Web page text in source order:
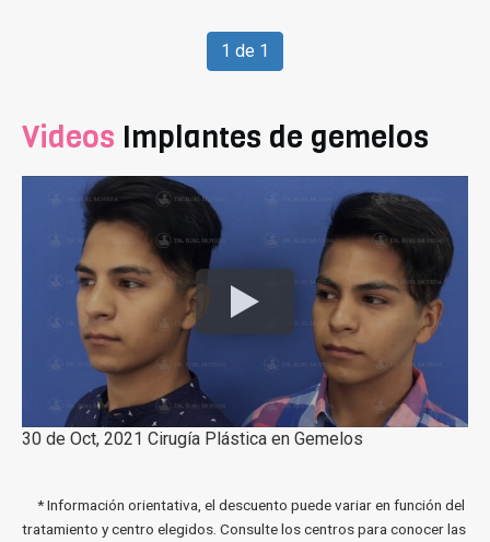
1 de 1
Videos Implantes de gemelos
30 de Oct, 2021 Cirugía Plástica en Gemelos
* Información orientativa, el descuento puede variar en función del
tratamiento y centro elegidos. Consulte los centros para conocer las